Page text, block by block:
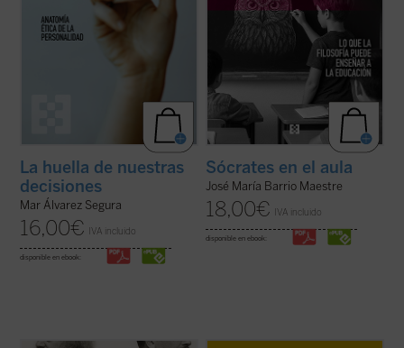
La huella de nuestras
decisiones
Mar Álvarez Segura
16,00€ IVA incluido
disponible en ebook:
Sócrates en el aula
José María Barrio Maestre
18,00€ IVA incluido
disponible en ebook: